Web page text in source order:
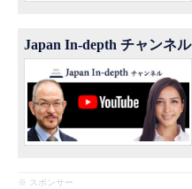
Japan In-depth チャンネル
※ スポンサー